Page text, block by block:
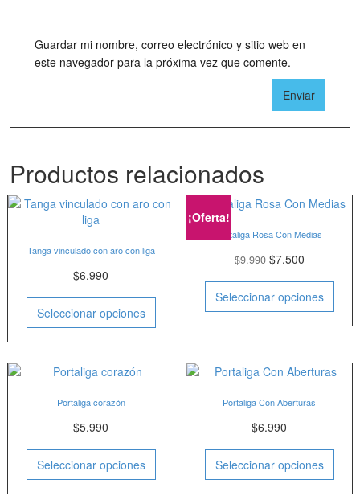
Guardar mi nombre, correo electrónico y sitio web en
este navegador para la próxima vez que comente.
Productos relacionados
Tanga vinculado con aro con liga
$6.990
Seleccionar opciones
¡Oferta!
Portaliga Rosa Con Medias
$9.990 $7.500
Seleccionar opciones
Portaliga corazón
$5.990
Seleccionar opciones
Portaliga Con Aberturas
$6.990
Seleccionar opciones